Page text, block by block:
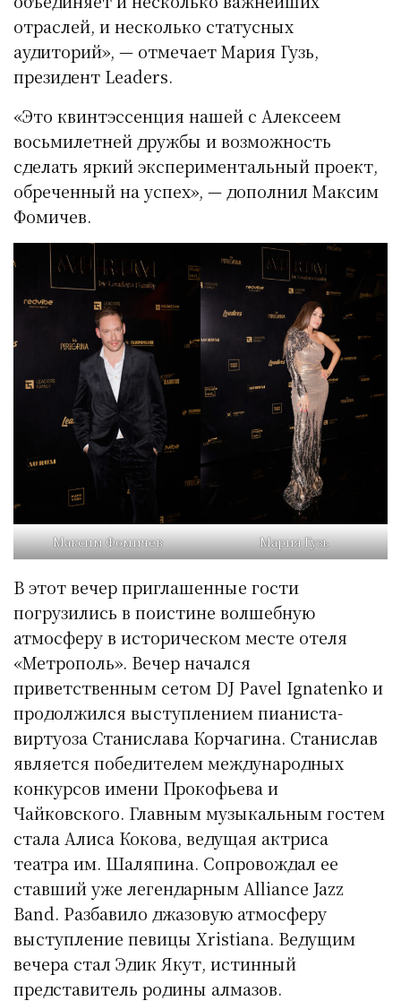
отраслей, и несколько статусных
аудиторий», — отмечает Мария Гузь,
президент Leaders.
«Это квинтэссенция нашей с Алексеем
восьмилетней дружбы и возможность
сделать яркий экспериментальный проект,
обреченный на успех», — дополнил Максим
Фомичев.
Максим Фомичев Мария Гузь
В этот вечер приглашенные гости
погрузились в поистине волшебную
атмосферу в историческом месте отеля
«Метрополь». Вечер начался
приветственным сетом DJ Pavel Ignatenko и
продолжился выступлением пианиста-
виртуоза Станислава Корчагина. Станислав
является победителем международных
конкурсов имени Прокофьева и
Чайковского. Главным музыкальным гостем
стала Алиса Кокова, ведущая актриса
театра им. Шаляпина. Сопровождал ее
ставший уже легендарным Alliance Jazz
Band. Разбавило джазовую атмосферу
выступление певицы Xristiana. Ведущим
вечера стал Эдик Якут, истинный
представитель родины алмазов.